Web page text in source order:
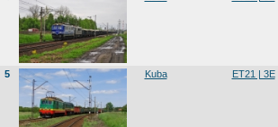
5 Kuba ET21 | 3E